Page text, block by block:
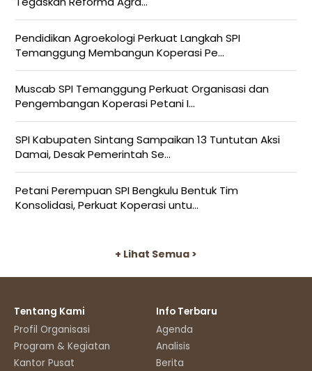
Pendidikan Agroekologi Perkuat Langkah SPI
Temanggung Membangun Koperasi Pe...
Muscab SPI Temanggung Perkuat Organisasi dan
Pengembangan Koperasi Petani I...
SPI Kabupaten Sintang Sampaikan 13 Tuntutan Aksi
Damai, Desak Pemerintah Se...
Petani Perempuan SPI Bengkulu Bentuk Tim
Konsolidasi, Perkuat Koperasi untu...
+ Lihat Semua >
Tentang Kami
Profil Organisasi
Program & Kegiatan
Kantor Pusat
Info Terbaru
Agenda
Analisis
Berita